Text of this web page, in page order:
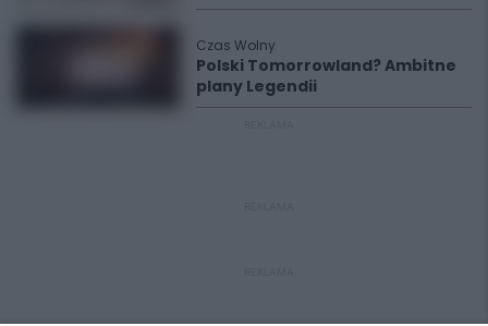
Czas Wolny
Polski Tomorrowland? Ambitne
plany Legendii